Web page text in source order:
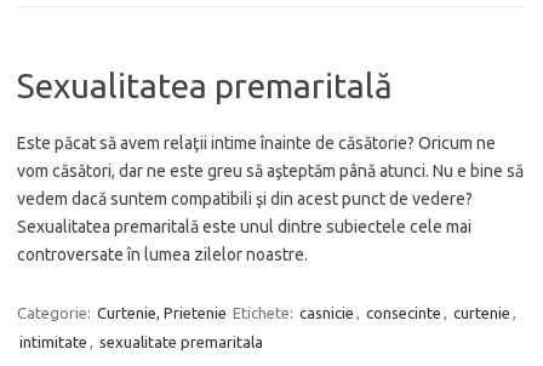
Sexualitatea premaritală
Este păcat să avem relaţii intime înainte de căsătorie? Oricum ne
vom căsători, dar ne este greu să aşteptăm până atunci. Nu e bine să
vedem dacă suntem compatibili şi din acest punct de vedere?
Sexualitatea premaritală este unul dintre subiectele cele mai
controversate în lumea zilelor noastre.
Categorie: Curtenie, Prietenie Etichete: casnicie consecinte curtenie
intimitate
sexualitate premaritala